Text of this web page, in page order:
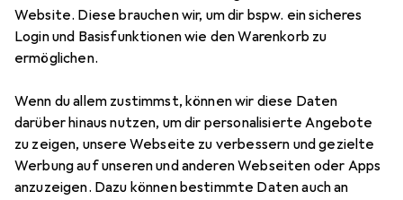
Website. Diese brauchen wir, um dir bspw. ein sicheres
Login und Basisfunktionen wie den Warenkorb zu
ermöglichen.
Wenn du allem zustimmst, können wir diese Daten
darüber hinaus nutzen, um dir personalisierte Angebote
zu zeigen, unsere Webseite zu verbessern und gezielte
Werbung auf unseren und anderen Webseiten oder Apps
anzuzeigen. Dazu können bestimmte Daten auch an
IntirilifeKofferwaage
Preis in EUR inkl. MwSt.
EUR
16,99
7
Bewertungen Marke
Mehr von Intirilife